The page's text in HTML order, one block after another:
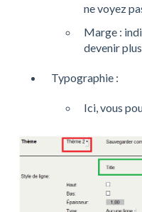
ne voyez
Marge :
devenir
Typographie :
Ici, vous